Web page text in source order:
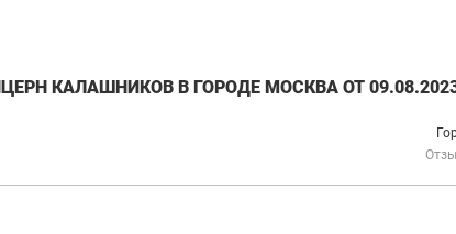
КАЛАШНИКОВ В ГОРОДЕ МОСКВА ОТ